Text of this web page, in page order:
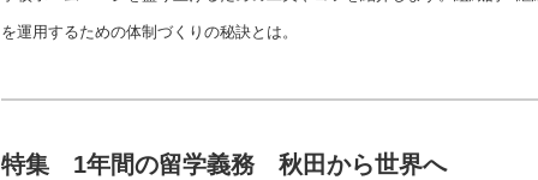
を運用するための体制づくりの秘訣とは。
特集 1年間の留学義務 秋田から世界へ